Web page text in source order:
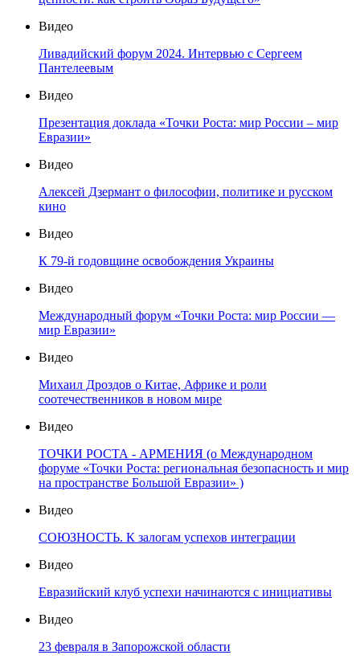
Видео
Ливадийский форум 2024. Интервью с Сергеем
Пантелеевым
Видео
Презентация доклада «Точки Роста: мир России – мир
Евразии»
Видео
Алексей Дзермант о философии, политике и русском
кино
Видео
К 79-й годовщине освобождения Украины
Видео
Международный форум «Точки Роста: мир России —
мир Евразии»
Видео
Михаил Дроздов о Китае, Африке и роли
соотечественников в новом мире
Видео
ТОЧКИ РОСТА - АРМЕНИЯ (о Международном
форуме «Точки Роста: региональная безопасность и мир
на пространстве Большой Евразии» )
Видео
СОЮЗНОСТЬ. К залогам успехов интеграции
Видео
Евразийский клуб успехи начинаются с инициативы
Видео
23 февраля в Запорожской области